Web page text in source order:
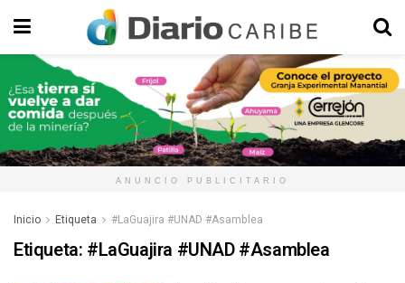
ANUNCIO PUBLICITARIO
Inicio Etiqueta #LaGuajira #UNAD #Asamblea
Etiqueta: #LaGuajira #UNAD #Asamblea